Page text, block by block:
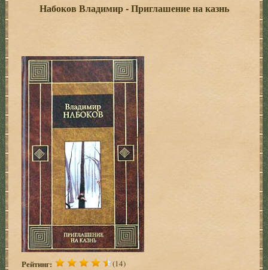
Набоков Владимир - Приглашение на казнь
Рейтинг: (14)